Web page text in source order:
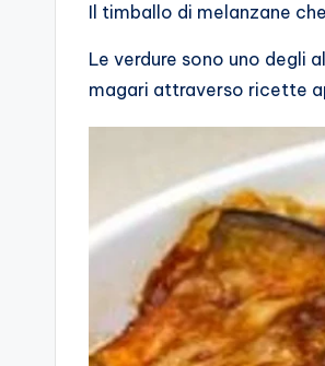
Il timballo di melanzane
Le verdure sono uno degli
magari attraverso ricette